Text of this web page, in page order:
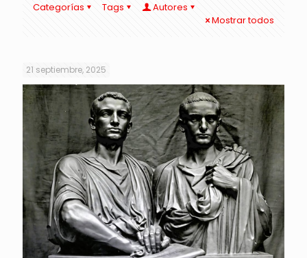
Categorías Tags
Autores
Mostrar todos
21 septiembre, 2025